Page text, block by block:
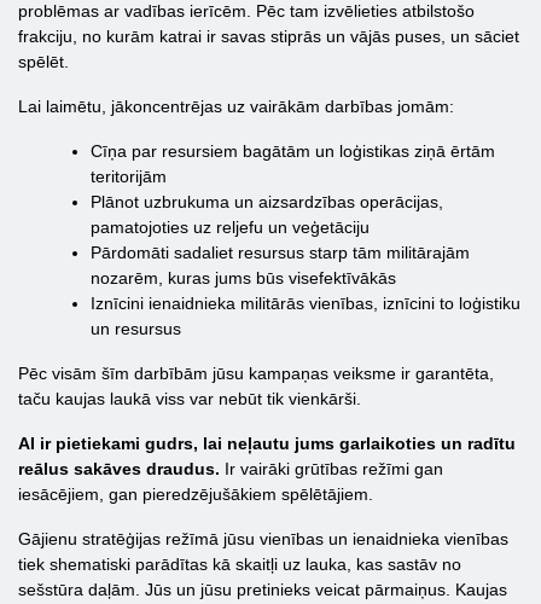
problēmas ar vadības ierīcēm. Pēc tam izvēlieties atbilstošo
frakciju, no kurām katrai ir savas stiprās un vājās puses, un sāciet
spēlēt.
Lai laimētu, jākoncentrējas uz vairākām darbības jomām:
Cīņa par resursiem bagātām un loģistikas ziņā ērtām
teritorijām
Plānot uzbrukuma un aizsardzības operācijas,
pamatojoties uz reljefu un veģetāciju
Pārdomāti sadaliet resursus starp tām militārajām
nozarēm, kuras jums būs visefektīvākās
Iznīcini ienaidnieka militārās vienības, iznīcini to loģistiku
un resursus
Pēc visām šīm darbībām jūsu kampaņas veiksme ir garantēta,
taču kaujas laukā viss var nebūt tik vienkārši.
AI ir pietiekami gudrs, lai neļautu jums garlaikoties un radītu
reālus sakāves draudus. Ir vairāki grūtības režīmi gan
iesācējiem, gan pieredzējušākiem spēlētājiem.
Gājienu stratēģijas režīmā jūsu vienības un ienaidnieka vienības
tiek shematiski parādītas kā skaitļi uz lauka, kas sastāv no
sešstūra daļām. Jūs un jūsu pretinieks veicat pārmaiņus. Kaujas